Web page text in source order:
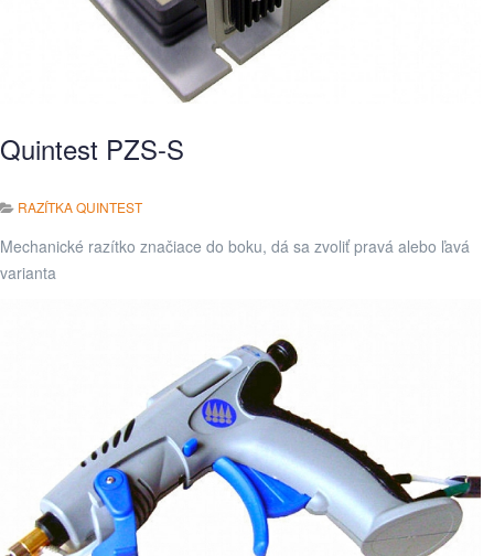
Quintest PZS-S
RAZÍTKA QUINTEST
Mechanické razítko značiace do boku, dá sa zvoliť pravá alebo ľavá
varianta